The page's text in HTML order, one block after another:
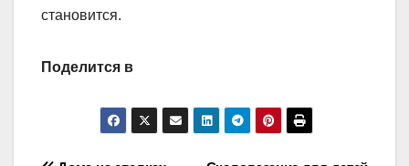
становится.
Поделится в